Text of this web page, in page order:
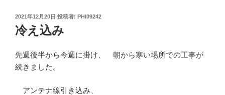
投
稿
日:
2021年12月20日 投稿者: PHI09242
冷え込み
先週後半から今週に掛け、 朝から寒い場所での工事が
続きました。
アンテナ線引き込み、